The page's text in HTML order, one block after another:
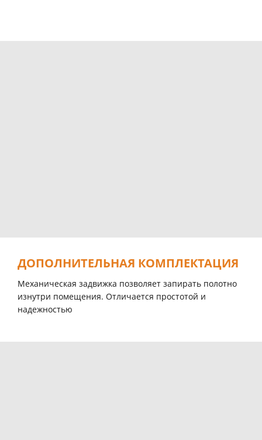
ДОПОЛНИТЕЛЬНАЯ КОМПЛЕКТАЦИЯ
Механическая задвижка позволяет запирать полотно
изнутри помещения. Отличается простотой и
надежностью